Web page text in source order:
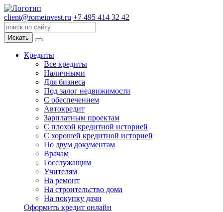
client@romeinvest.ru +7 495 414 32 42
Искать
Кредиты
Все кредиты
Наличными
Для бизнеса
Под залог недвижимости
С обеспечением
Автокредит
Зарплатным проектам
С плохой кредитной историей
С хорошей кредитной историей
По двум документам
Врачам
Госслужащим
Учителям
На ремонт
На строительство дома
На покупку дачи
Оформить кредит онлайн